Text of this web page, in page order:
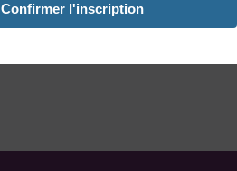
Confirmer l'inscription